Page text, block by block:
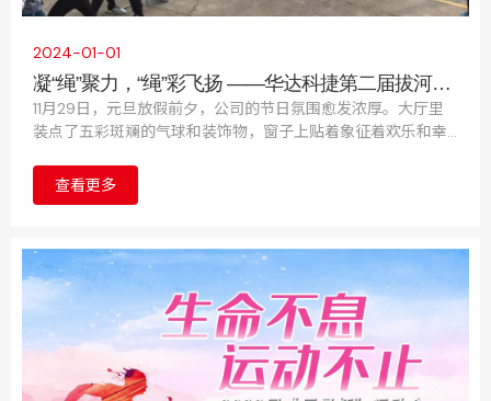
2024-01-01
凝“绳”聚力，“绳”彩飞扬 ——华达科捷第二届拔河比
赛圆满结束！
11月29日，元旦放假前夕，公司的节日氛围愈发浓厚。大厅里
装点了五彩斑斓的气球和装饰物，窗子上贴着象征着欢乐和幸
的氛围，丰富员工的业余生活，增强团队合作精神和凝聚力，
我司特别策划了一场别开生面的拔河比赛。
查看更多